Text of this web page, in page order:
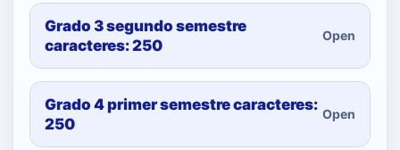
Grado 3 segundo semestre
caracteres: 250
Open
Grado 4 primer semestre caracteres:
250
Open